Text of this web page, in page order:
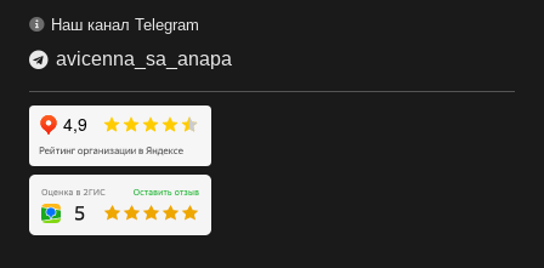
Наш канал Telegram
avicenna_sa_anapa